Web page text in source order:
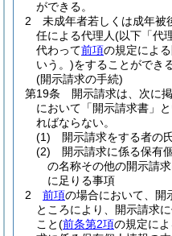
ができる。
2
未成年者若しくは成年被
任による代理人(以下「代
代わって前項の規定によ
いう。)をすることができる
(開示請求の手続)
第19条
開示請求は、次に
において「開示請求書」
ればならない。
(1)
開示請求をする者の
(2)
開示請求に係る保有
の名称その他の開示請
に足りる事項
2
前項の場合において、開
ところにより、開示請求
こと(前条第2項の規定に